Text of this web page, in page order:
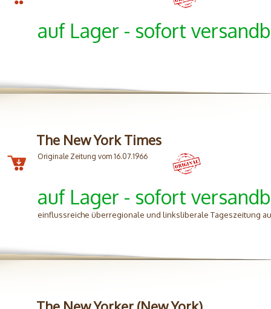
auf Lager - sofort
The New York Times
Originale Zeitung vom 16.07.1966
auf Lager - sofort
einflussreiche überregionale und linksliberale Tageszeitung